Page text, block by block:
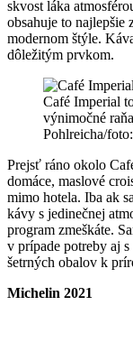
skvost láka
obsahuje to najlepšie
modernom štýle.
dôležitým prvkom.
Café Imperial
výnimočné
Pohlreicha/
Prejsť ráno okolo
domáce, maslové
mimo hotela. Iba ak
kávy s jedinečnej
program zmeškáte.
v prípade potreby aj
šetrných obalov k
Michelin 2021